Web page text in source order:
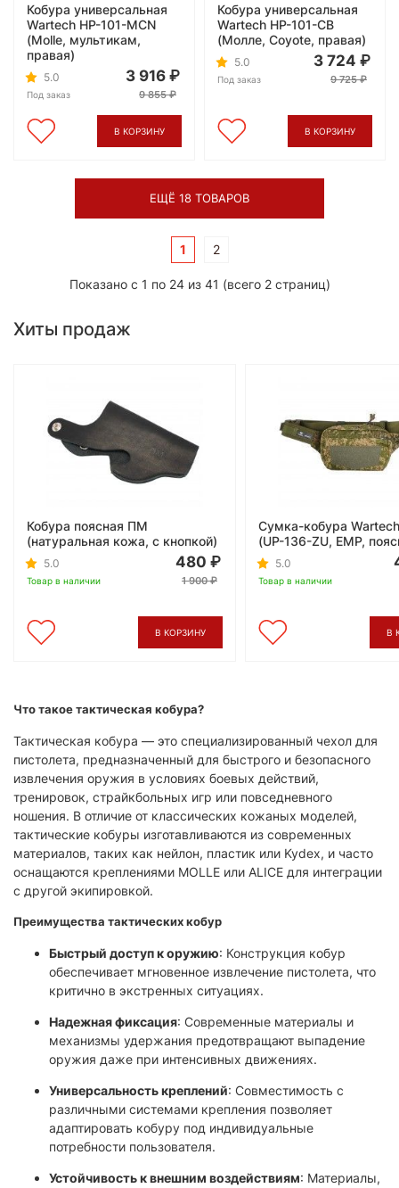
Кобура универсальная
Wartech HP-101-MCN
(Molle, мультикам,
правая)
5.0
Под заказ
3 916
9 855
В КОРЗИНУ
Кобура универсальная
Wartech HP-101-CB
(Молле, Coyote, правая)
5.0
Под заказ
3 724
9 725
В КОРЗИНУ
ЕЩЁ 18 ТОВАРОВ
1 2
Показано с 1 по 24 из 41 (всего 2 страниц)
Хиты продаж
Кобура поясная ПМ
(натуральная кожа, с кнопкой)
5.0
Товар в наличии
480
1 900
В КОРЗИНУ
Сумка-кобура
(UP-136-ZU, ЕМР,
5.0
Товар в наличии
В
Что такое тактическая кобура?
Тактическая кобура — это специализированный чехол для
пистолета, предназначенный для быстрого и безопасного
извлечения оружия в условиях боевых действий,
тренировок, страйкбольных игр или повседневного
ношения. В отличие от классических кожаных моделей,
тактические кобуры изготавливаются из современных
материалов, таких как нейлон, пластик или Kydex, и часто
оснащаются креплениями MOLLE или ALICE для интеграции
с другой экипировкой.
Преимущества тактических кобур
Быстрый доступ к оружию: Конструкция кобур
обеспечивает мгновенное извлечение пистолета, что
критично в экстренных ситуациях.
Надежная фиксация: Современные материалы и
механизмы удержания предотвращают выпадение
оружия даже при интенсивных движениях.
Универсальность креплений: Совместимость с
различными системами крепления позволяет
адаптировать кобуру под индивидуальные
потребности пользователя.
Устойчивость к внешним воздействиям: Материалы,